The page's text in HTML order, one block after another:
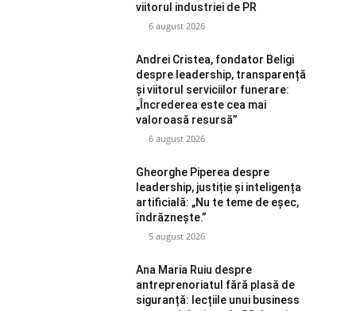
viitorul industriei de PR
6 august 2026
Andrei Cristea, fondator Beligi
despre leadership, transparență
și viitorul serviciilor funerare:
„Încrederea este cea mai
valoroasă resursă”
6 august 2026
Gheorghe Piperea despre
leadership, justiție și inteligența
artificială: „Nu te teme de eșec,
îndrăznește.”
5 august 2026
Ana Maria Ruiu despre
antreprenoriatul fără plasă de
siguranță: lecțiile unui business